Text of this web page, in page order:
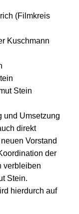
(Filmkreis
Kuschmann
Stein
und Umsetzung
direkt
Vorstand
der
verbleiben
Stein.
hierdurch auf